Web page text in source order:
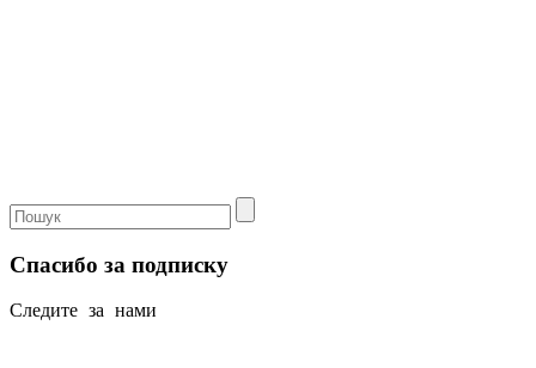
Спасибо за подписку
Следите за нами